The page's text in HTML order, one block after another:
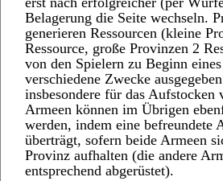
Belagerung die Seite wechseln.
generieren Ressourcen (kleine
Ressource, große Provinzen 2
von den Spielern zu Beginn
verschiedene Zwecke
insbesondere für das Aufstocken
Armeen können im Übrigen
werden, indem eine befreundete
überträgt, sofern beide Armeen
Provinz aufhalten (die andere
entsprechend abgerüstet).